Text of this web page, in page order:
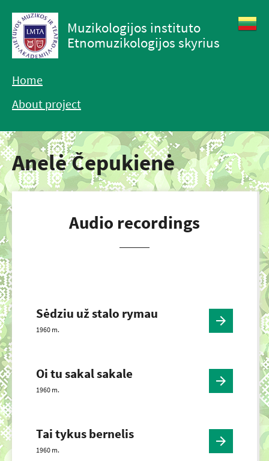
Muzikologijos instituto
Etnomuzikologijos skyrius
Home
About project
Anelė Čepukienė
Audio recordings
Sėdziu už stalo rymau
1960 m.
Oi tu sakal sakale
1960 m.
Tai tykus bernelis
1960 m.